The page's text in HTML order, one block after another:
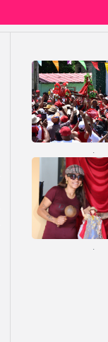
.
.